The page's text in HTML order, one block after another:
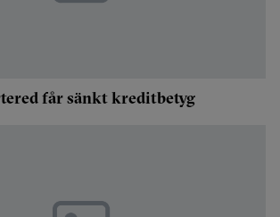
får sänkt kreditbetyg